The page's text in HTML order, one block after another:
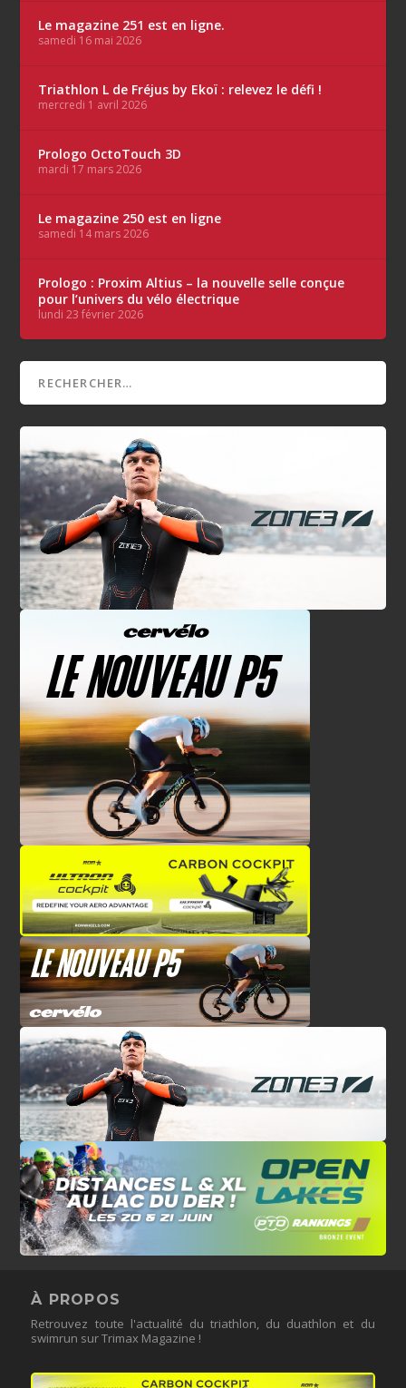
Le magazine 251 est en ligne.
samedi 16 mai 2026
Triathlon L de Fréjus by Ekoï : relevez le défi !
mercredi 1 avril 2026
Prologo OctoTouch 3D
mardi 17 mars 2026
Le magazine 250 est en ligne
samedi 14 mars 2026
Prologo : Proxim Altius – la nouvelle selle conçue
pour l’univers du vélo électrique
lundi 23 février 2026
À PROPOS
Retrouvez toute l'actualité du triathlon, du duathlon et du
swimrun sur Trimax Magazine !